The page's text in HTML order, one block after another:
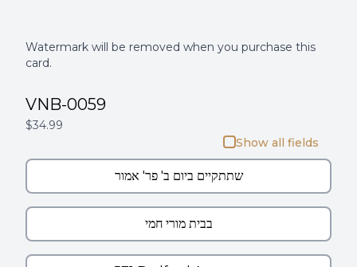
VNB-0059
$34.99
Show all fields
Watermark will be removed when you purchase this
card.